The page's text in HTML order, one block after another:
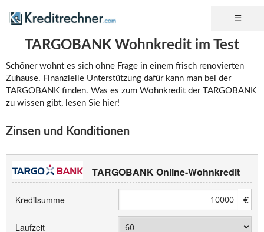
TARGOBANK Wohnkredit im Test
Schöner wohnt es sich ohne Frage in einem frisch renovierten
Zuhause. Finanzielle Unterstützung dafür kann man bei der
TARGOBANK finden. Was es zum Wohnkredit der TARGOBANK
zu wissen gibt, lesen Sie hier!
Zinsen und Konditionen
TARGOBANK Online-Wohnkredit
Kreditsumme €
Laufzeit